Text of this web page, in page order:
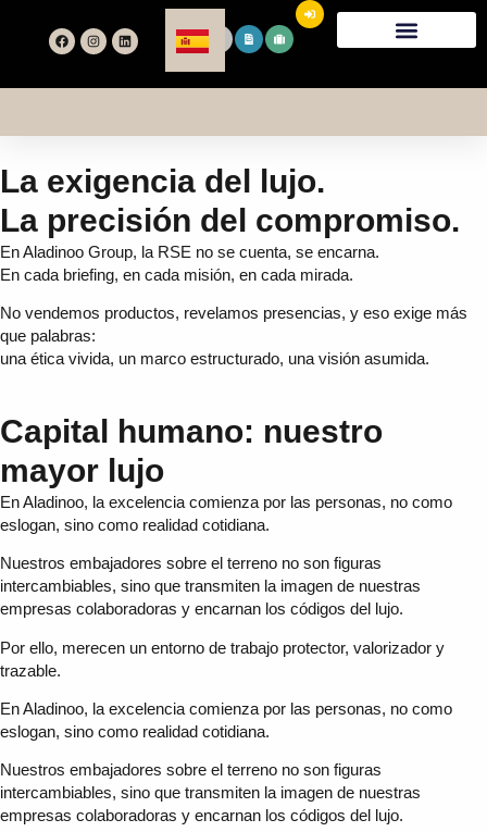
La exigencia del lujo.
La precisión del compromiso.
En Aladinoo Group, la RSE no se cuenta, se encarna.
En cada briefing, en cada misión, en cada mirada.
No vendemos productos, revelamos presencias, y eso exige más
que palabras:
una ética vivida, un marco estructurado, una visión asumida.
Capital humano: nuestro
mayor lujo
En Aladinoo, la excelencia comienza por las personas, no como
eslogan, sino como realidad cotidiana.
Nuestros embajadores sobre el terreno no son figuras
intercambiables, sino que transmiten la imagen de nuestras
empresas colaboradoras y encarnan los códigos del lujo.
Por ello, merecen un entorno de trabajo protector, valorizador y
trazable.
En Aladinoo, la excelencia comienza por las personas, no como
eslogan, sino como realidad cotidiana.
Nuestros embajadores sobre el terreno no son figuras
intercambiables, sino que transmiten la imagen de nuestras
empresas colaboradoras y encarnan los códigos del lujo.